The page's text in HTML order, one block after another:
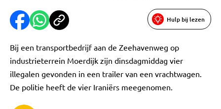
Hulp bij lezen
Bij een transportbedrijf aan de Zeehavenweg op
industrieterrein Moerdijk zijn dinsdagmiddag vier
illegalen gevonden in een trailer van een vrachtwagen.
De politie heeft de vier Iraniërs meegenomen.